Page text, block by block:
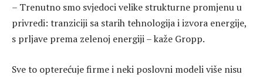
– Trenutno smo svjedoci velike strukturne promjenu u
privredi: tranziciji sa starih tehnologija i izvora energije,
s prljave prema zelenoj energiji – kaže Gropp.
Sve to opterećuje firme i neki poslovni modeli više nisu